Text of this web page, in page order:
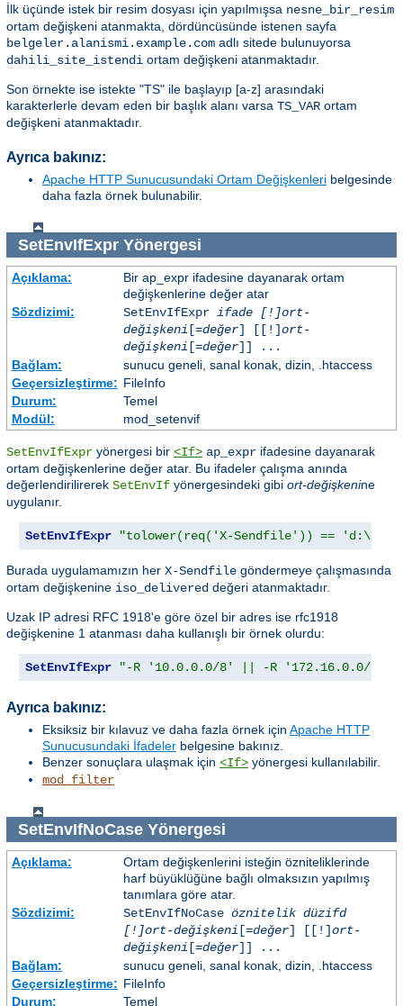
İlk üçünde istek bir resim dosyası için yapılmışsa nesne_bir_resim
ortam değişkeni atanmakta, dördüncüsünde istenen sayfa
belgeler.alanismi.example.com adlı sitede bulunuyorsa
dahili_site_istendi ortam değişkeni atanmaktadır.
Son örnekte ise istekte "TS" ile başlayıp [a-z] arasındaki
karakterlerle devam eden bir başlık alanı varsa TS_VAR ortam
değişkeni atanmaktadır.
Ayrıca bakınız:
Apache HTTP Sunucusundaki Ortam Değişkenleri belgesinde
daha fazla örnek bulunabilir.
SetEnvIfExprYönergesi
Açıklama:
Bir ap_expr ifadesine dayanarak ortam
değişkenlerine değer atar
Sözdizimi:
SetEnvIfExpr ifade [!]ort-
değişkeni [=değer] [[!]ort-
değişkeni [=değer]] ...
Bağlam:
sunucu geneli, sanal konak, dizin, .htaccess
Geçersizleştirme: FileInfo
Durum:
Temel
Modül:
mod_setenvif
SetEnvIfExpr yönergesi bir <If> ap_expr ifadesine dayanarak
ortam değişkenlerine değer atar. Bu ifadeler çalışma anında
değerlendirilirerek SetEnvIf yönergesindeki gibi ort-değişkenine
uygulanır.
SetEnvIfExpr "tolower(req('X-Sendfile')) ==
Burada uygulamamızın her X-Sendfile göndermeye çalışmasında
ortam değişkenine iso_delivered değeri atanmaktadır.
Uzak IP adresi RFC 1918'e göre özel bir adres ise rfc1918
değişkenine 1 atanması daha kullanışlı bir örnek olurdu:
SetEnvIfExpr "-R '10.0.0.0/8' || -R '172.16.0.0/12'
Ayrıca bakınız:
Eksiksiz bir kılavuz ve daha fazla örnek için Apache HTTP
Sunucusundaki İfadeler belgesine bakınız.
Benzer sonuçlara ulaşmak için <If> yönergesi kullanılabilir.
mod_filter
SetEnvIfNoCaseYönergesi
Açıklama:
Ortam değişkenlerini isteğin özniteliklerinde
harf büyüklüğüne bağlı olmaksızın yapılmış
tanımlara göre atar.
Sözdizimi:
SetEnvIfNoCase öznitelik düzifd
[!]ort-değişkeni [=değer] [[!]ort-
değişkeni [=değer]] ...
Bağlam:
sunucu geneli, sanal konak, dizin, .htaccess
Geçersizleştirme: FileInfo
Durum:
Temel